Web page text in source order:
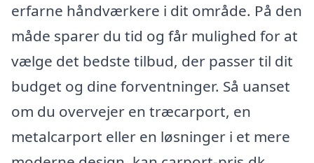
erfarne håndværkere i dit område. På den
måde sparer du tid og får mulighed for at
vælge det bedste tilbud, der passer til dit
budget og dine forventninger. Så uanset
om du overvejer en træcarport, en
metalcarport eller en løsninger i et mere